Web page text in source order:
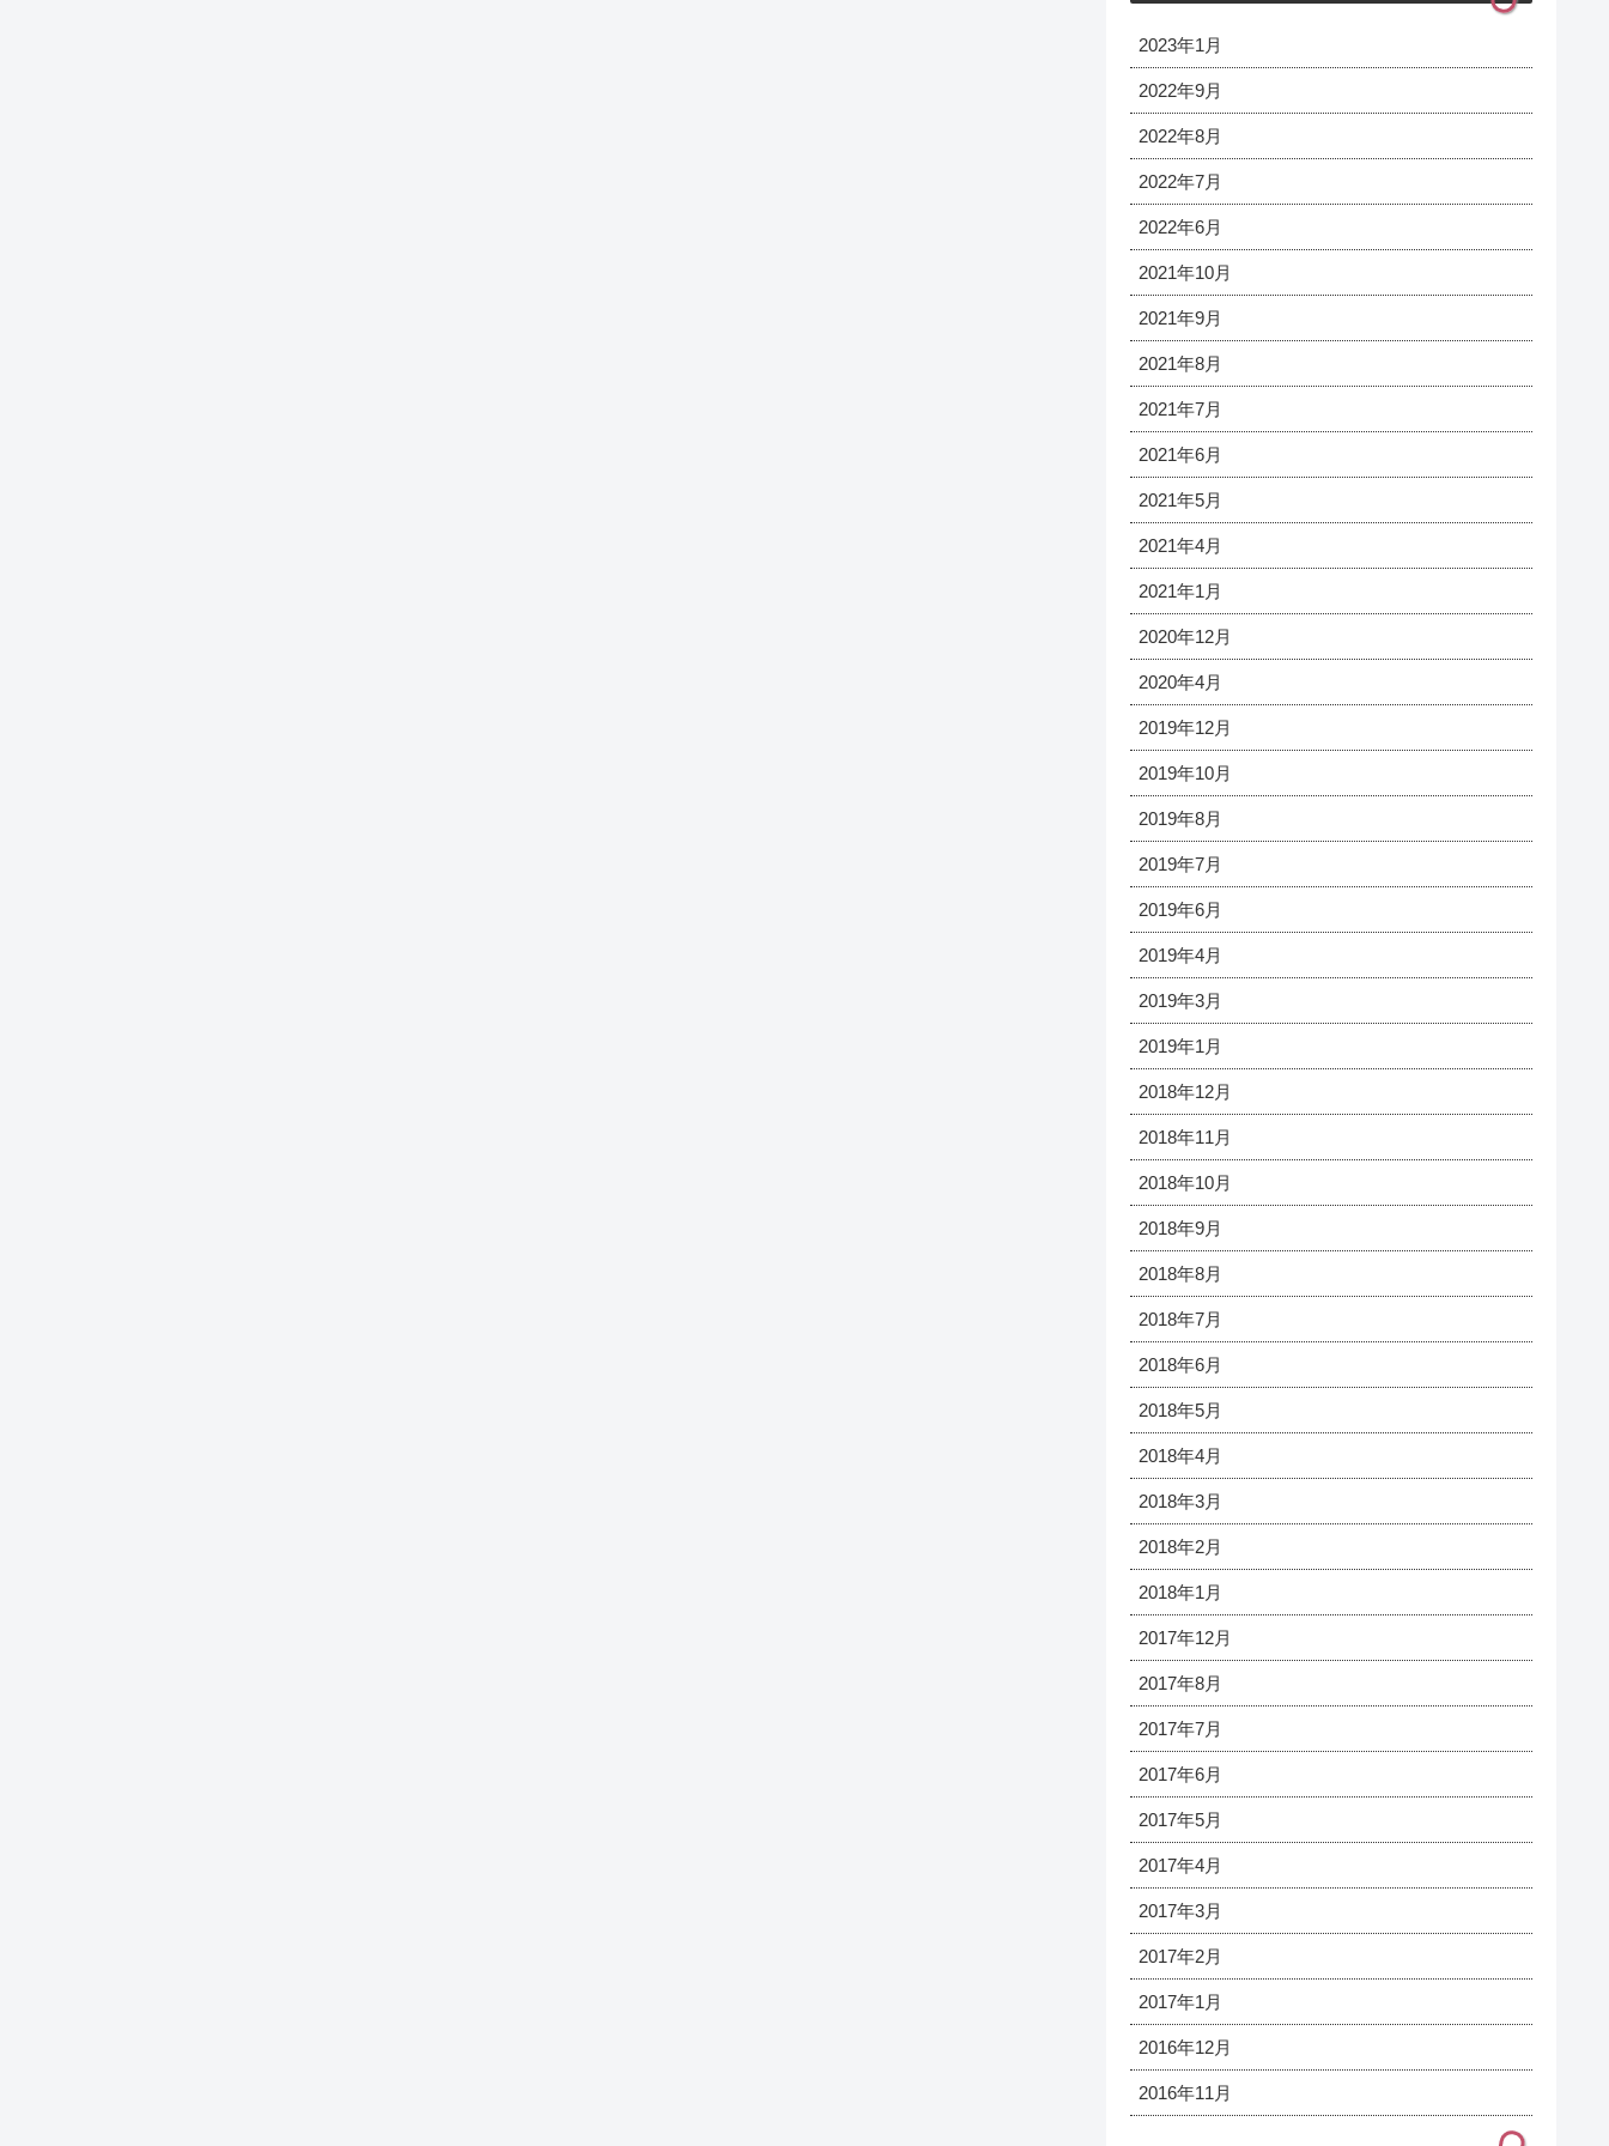
2023年1月
2022年9月
2022年8月
2022年7月
2022年6月
2021年10月
2021年9月
2021年8月
2021年7月
2021年6月
2021年5月
2021年4月
2021年1月
2020年12月
2020年4月
2019年12月
2019年10月
2019年8月
2019年7月
2019年6月
2019年4月
2019年3月
2019年1月
2018年12月
2018年11月
2018年10月
2018年9月
2018年8月
2018年7月
2018年6月
2018年5月
2018年4月
2018年3月
2018年2月
2018年1月
2017年12月
2017年8月
2017年7月
2017年6月
2017年5月
2017年4月
2017年3月
2017年2月
2017年1月
2016年12月
2016年11月